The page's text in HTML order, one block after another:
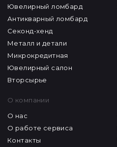
Ювелирный ломбард
Антикварный ломбард
Секонд-хенд
Металл и детали
Микрокредитная
Ювелирный салон
Вторсырье
О компании
О нас
О работе сервиса
Контакты